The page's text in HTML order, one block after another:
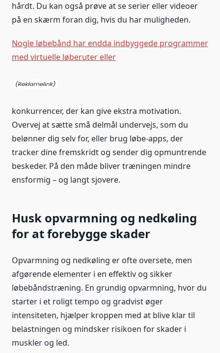
hårdt. Du kan også prøve at se serier eller videoer
på en skærm foran dig, hvis du har muligheden.
Nogle løbebånd har endda indbyggede programmer
med virtuelle løberuter eller
konkurrencer, der kan give ekstra motivation.
Overvej at sætte små delmål undervejs, som du
belønner dig selv for, eller brug løbe-apps, der
tracker dine fremskridt og sender dig opmuntrende
beskeder. På den måde bliver træningen mindre
ensformig – og langt sjovere.
Husk opvarmning og nedkøling
for at forebygge skader
Opvarmning og nedkøling er ofte oversete, men
afgørende elementer i en effektiv og sikker
løbebåndstræning. En grundig opvarmning, hvor du
starter i et roligt tempo og gradvist øger
intensiteten, hjælper kroppen med at blive klar til
belastningen og mindsker risikoen for skader i
muskler og led.